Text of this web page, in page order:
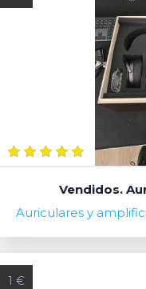
Vendidos.
Auriculares y
1 €